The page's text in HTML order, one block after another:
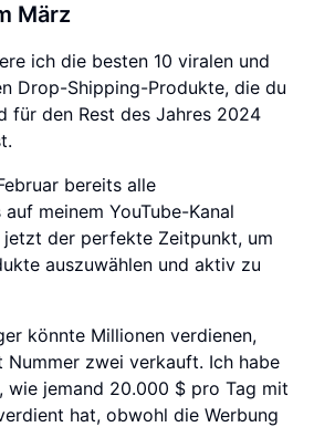
März
ich die besten 10 viralen und
Drop-Shipping-Produkte, die du
für den Rest des Jahres 2024
bereits alle
meinem YouTube-Kanal
jetzt der perfekte Zeitpunkt, um
auszuwählen und aktiv zu
könnte Millionen verdienen,
Nummer zwei verkauft. Ich habe
wie jemand 20.000 $ pro Tag mit
hat, obwohl die Werbung